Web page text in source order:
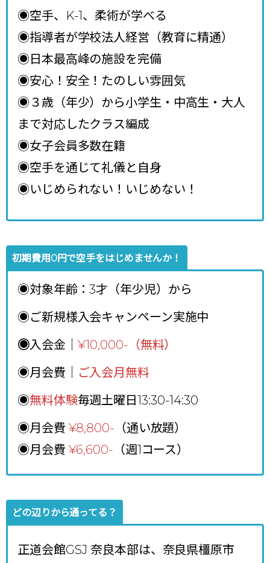
◉空手、K-1、柔術が学べる
◉指導者が学校法人経営（教育に精通）
◉日本最高峰の施設を完備
◉安心！安全！たのしい雰囲気
◉３歳（年少）から小学生・中高生・大人
まで対応したクラス編成
◉女子会員多数在籍
◉空手を通じて礼儀と自身
◉いじめられない！いじめない！
初期費用0円で空手をはじめませんか！
◉対象年齢：3才（年少児）から
◉ご新規様入会キャンペーン実施中
◉入会金｜ ¥10,000-（無料）
◉月会費｜
ご入会月無料
◉無料体験毎週土曜日13:30-14:30
◉月会費 ¥8,800- （通い放題）
◉月会費 ¥6,600- （週1コース）
どの辺りから通ってる？
正道会館GSJ 奈良本部は、奈良県橿原市